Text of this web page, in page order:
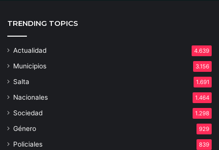
TRENDING TOPICS
Actualidad 4.639
Municipios 3.156
Salta 1.691
Nacionales 1.464
Sociedad 1.298
Género 929
Policiales 839